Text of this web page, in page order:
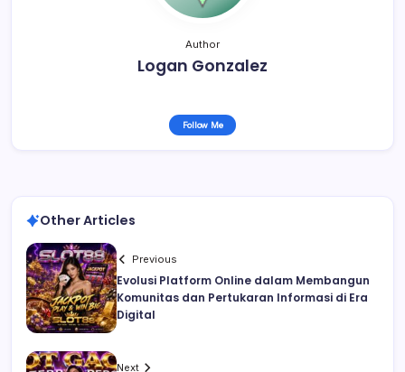
Author
Logan Gonzalez
Follow Me
Other Articles
Previous
Evolusi Platform Online dalam Membangun
Komunitas dan Pertukaran Informasi di Era
Digital
Next